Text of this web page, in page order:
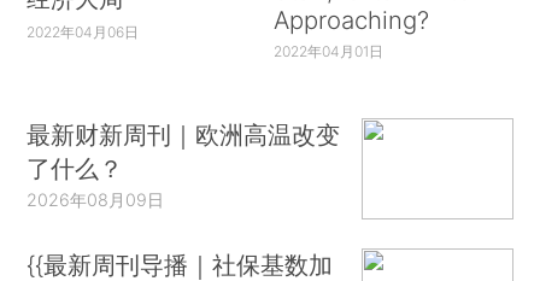
2022年04月06日
Approaching?
2022年04月01日
最新财新周刊｜欧洲高温改变
了什么？
2026年08月09日
{{最新周刊导播｜社保基数加